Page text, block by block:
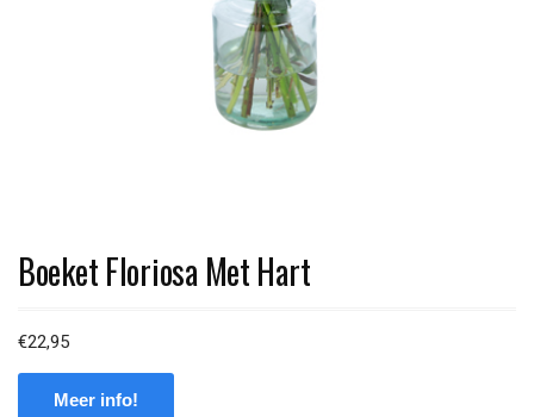
Boeket Floriosa Met Hart
€22,95
Meer info!